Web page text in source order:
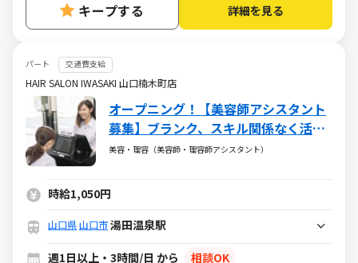
キープする 詳細を見る
パート 交通費支給
HAIR SALON IWASAKI 山口楠木町店
オープニング！【美容師アシスタント
募集】ブランク、スキル関係なく活躍
◎
美容・理容（美容師・理容師アシスタント）
時給1,050円
山口県山口市湯田温泉駅
週1日以上・3時間/日 から
相談OK